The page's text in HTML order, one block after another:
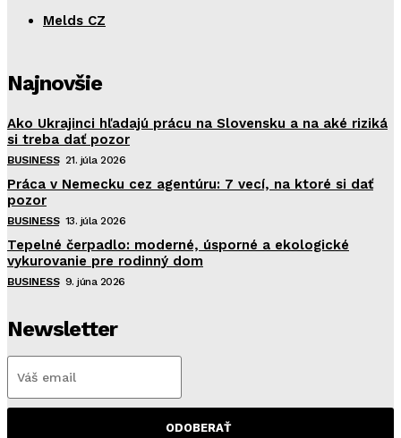
Melds CZ
Najnovšie
Ako Ukrajinci hľadajú prácu na Slovensku a na aké riziká
si treba dať pozor
BUSINESS 21. júla 2026
Práca v Nemecku cez agentúru: 7 vecí, na ktoré si dať
pozor
BUSINESS 13. júla 2026
Tepelné čerpadlo: moderné, úsporné a ekologické
vykurovanie pre rodinný dom
BUSINESS 9. júna 2026
Newsletter
ODOBERAŤ